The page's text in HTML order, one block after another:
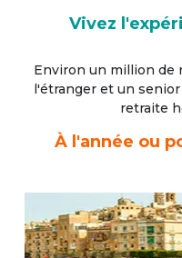
Vivez
Environ un million de
l'étrangeret un senior
retraite
À l'année ou